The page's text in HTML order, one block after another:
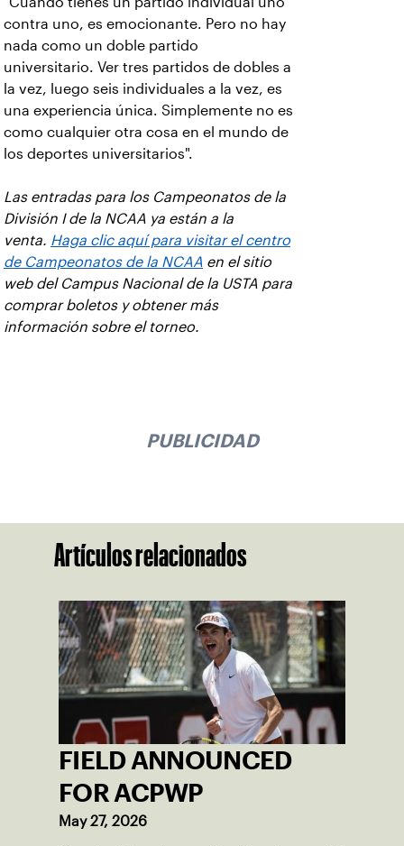
contra uno, es emocionante. Pero no hay
nada como un doble partido
universitario. Ver tres partidos de dobles a
la vez, luego seis individuales a la vez, es
una experiencia única. Simplemente no es
como cualquier otra cosa en el mundo de
los deportes universitarios".
Las entradas para los Campeonatos de la
División I de la NCAA ya están a la
venta. Haga clic aquí para visitar el centro
de Campeonatos de la NCAA en el sitio
web del Campus Nacional de la USTA para
comprar boletos y obtener más
información sobre el torneo.
PUBLICIDAD
Artículos relacionados
FIELD ANNOUNCED
FOR ACPWP
May 27, 2026